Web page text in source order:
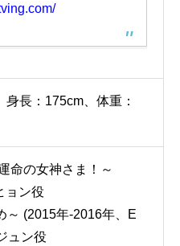
長：175cm、体重：
命の女神さま！～
ョン役
～ (2015年-2016年、E
ュン役